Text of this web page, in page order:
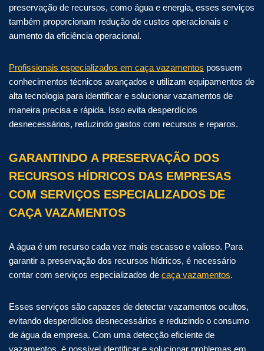
preservação de recursos, como água e energia, esses serviços
também proporcionam redução de custos operacionais e
aumento da eficiência operacional.
Profissionais especializados em caça vazamentos possuem
conhecimentos técnicos avançados e utilizam equipamentos de
alta tecnologia para identificar e solucionar vazamentos de
maneira precisa e rápida. Isso evita desperdícios
desnecessários, reduzindo gastos com recursos e reparos.
GARANTINDO A PRESERVAÇÃO DOS
RECURSOS HÍDRICOS DAS EMPRESAS
COM SERVIÇOS ESPECIALIZADOS DE
CAÇA VAZAMENTOS
A água é um recurso cada vez mais escasso e valioso. Para
garantir a preservação dos recursos hídricos, é necessário
contar com serviços especializados de caça vazamentos.
Esses serviços são capazes de detectar vazamentos ocultos,
evitando desperdícios desnecessários e reduzindo o consumo
de água da empresa. Com uma detecção eficiente de